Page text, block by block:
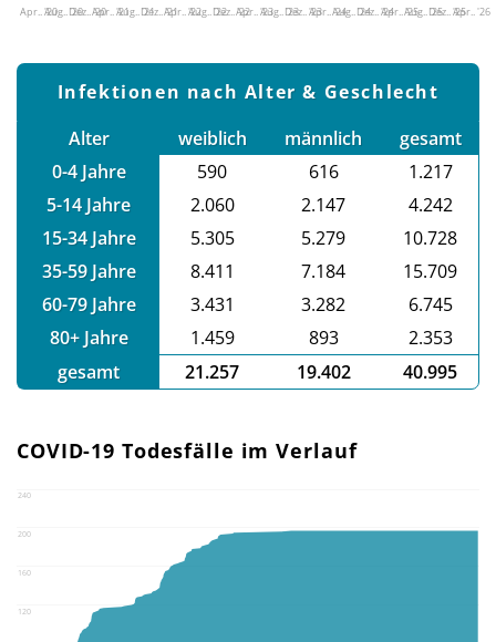
Apr.. '20Aug.. '20Dez.. '20Apr.. '21Aug.. '21Dez.. '21Apr.. '22Aug.. '22Dez.. '22Apr.. '23Aug.. '23Dez.. '23Apr.. '24Aug.. '24Dez.. '24Apr.. '25Aug.. '25Dez.. '25Apr.. '26
Infektionen nach Alter & Geschlecht
Alter
weiblich männlich
gesamt
0-4 Jahre
590 616
1.217
5-14 Jahre
2.060 2.147
4.242
15-34 Jahre
5.305 5.279
10.728
35-59 Jahre
8.411 7.184
15.709
60-79 Jahre
3.431 3.282
6.745
80+ Jahre
1.459 893
2.353
gesamt
21.257 19.402 40.995
COVID-19 Todesfälle im Verlauf
120
160
200
240